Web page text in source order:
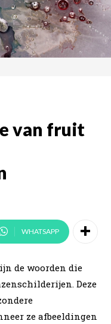
van fruit
WHATSAPP
de woorden die
Deze
ze afbeeldingen